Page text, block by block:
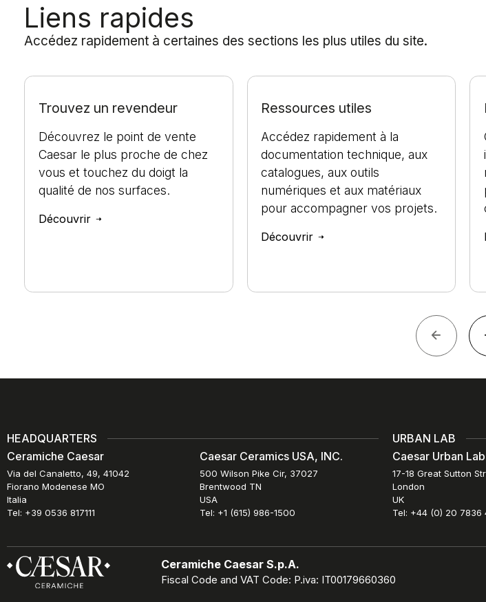
Liens rapides
Accédez rapidement à certaines des sections les plus utiles du site.
Trouvez un revendeur
Découvrez le point de vente
Caesar le plus proche de chez
vous et touchez du doigt la
qualité de nos surfaces.
Découvrir
Ressources utiles
Accédez rapidement à la
documentation technique, aux
catalogues, aux outils
numériques et aux matériaux
pour accompagner vos projets.
Découvrir
HEADQUARTERS
Ceramiche Caesar
Via del Canaletto, 49, 41042
Fiorano Modenese MO
Italia
Tel: +39 0536 817111
Caesar Ceramics USA, INC.
500 Wilson Pike Cir, 37027
Brentwood TN
USA
Tel: +1 (615) 986-1500
URBAN LAB
Caesar Urban
17-18 Great Sutton
London
UK
Tel: +44 (0) 20 7836
Ceramiche Caesar S.p.A.
Fiscal Code and VAT Code: P.iva: IT00179660360